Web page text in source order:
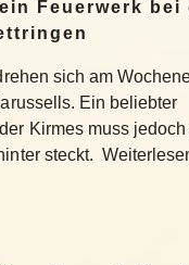
Feuerwerk bei
sich am
Ein beliebter
Kirmes muss
steckt.